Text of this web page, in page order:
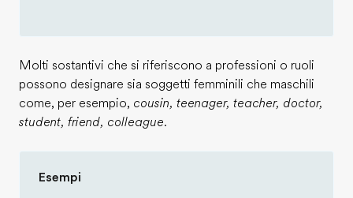
Molti sostantivi che si riferiscono a professioni o ruoli
possono designare sia soggetti femminili che maschili
come, per esempio, cousin, teenager, teacher, doctor,
student, friend, colleague.
Esempi